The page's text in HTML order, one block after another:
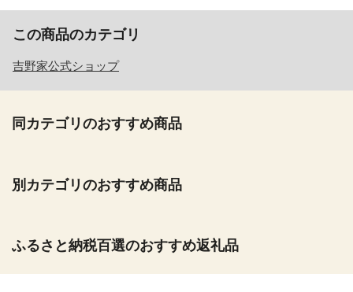
この商品のカテゴリ
吉野家公式ショップ
同カテゴリのおすすめ商品
別カテゴリのおすすめ商品
ふるさと納税百選のおすすめ返礼品